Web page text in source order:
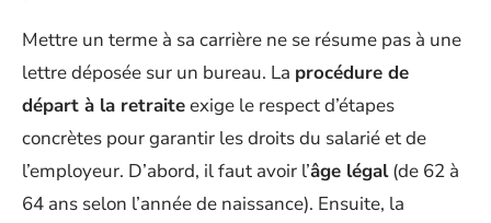
Mettre un terme à sa carrière ne se résume pas à une
lettre déposée sur un bureau. La procédure de
départ à la retraiteexige le respect d’étapes
concrètes pour garantir les droits du salarié et de
l’employeur. D’abord, il faut avoir l’âge légal(de 62 à
64 ans selon l’année de naissance). Ensuite, la